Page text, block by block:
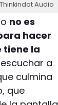
Audio
no es
hacer
tiene la
a
culmina
que